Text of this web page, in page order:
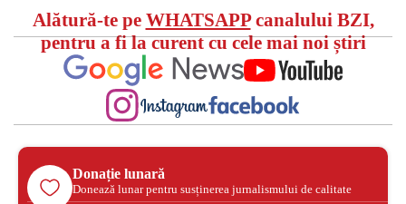
Alătură-te pe WHATSAPPcanalului BZI,
pentru a fi la curent cu cele mai noi știri
Donație lunară
Donează lunar pentru susținerea jurnalismului de calitate